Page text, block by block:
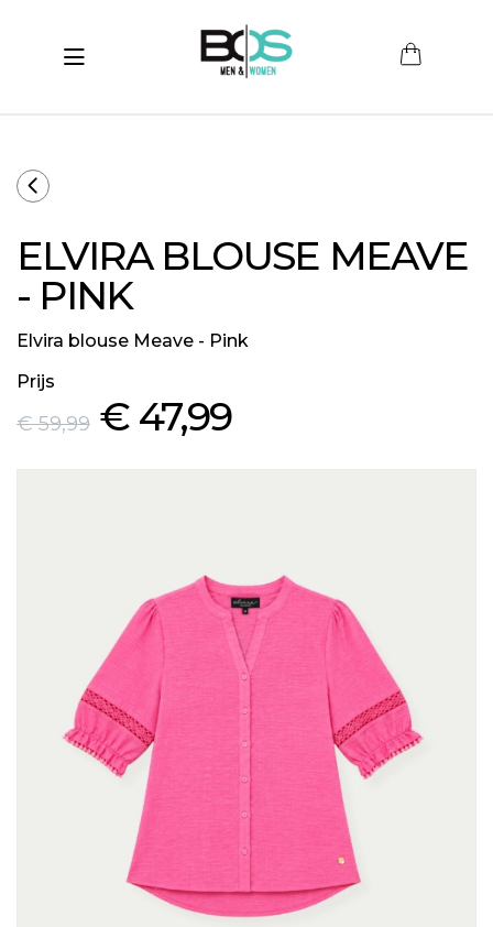
(Men)
(Sale)
Toggle navigation
ELVIRA BLOUSE MEAVE
- PINK
Elvira blouse Meave - Pink
Prijs
€ 59,99 € 47,99